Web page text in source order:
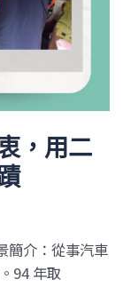
，用二
簡介：從事汽車
94 年取